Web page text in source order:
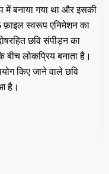
बनाया गया था और इसकी
फ़ाइल स्वरूप एनिमेशन का
छवि संपीड़न का
लोकप्रिय बनाता है।
किए जाने वाले छवि
है।